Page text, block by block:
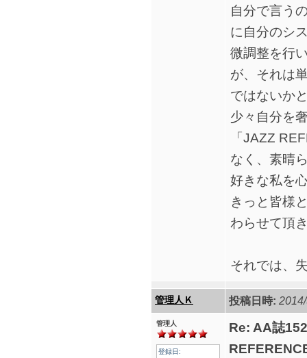
自分で言う
に自分のシ
微調整を行
が、それは
ではないか
少々自分を
「JAZZ
なく、素晴
好きな私を
きっと皆様
わらせて頂
それでは、
管理人Ｋ 投稿日時:
管理人
登録日:
Re: AA誌